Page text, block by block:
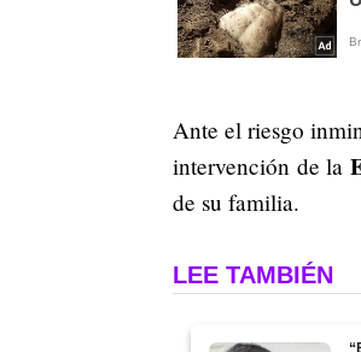
Ante el riesgo
intervención de la
de su familia.
LEE TAMBIÉN